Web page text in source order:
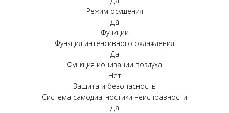
Режим осушения
Да
Функции
Функция интенсивного охлаждения
Да
Функция ионизации воздуха
Нет
Защита и безопасность
Система самодиагностики неисправности
Да